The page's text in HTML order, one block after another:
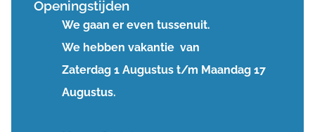
Openingstijden
We gaan er even tussenuit.
We hebben vakantie van
Zaterdag 1 Augustus t/m Maandag 17
Augustus.